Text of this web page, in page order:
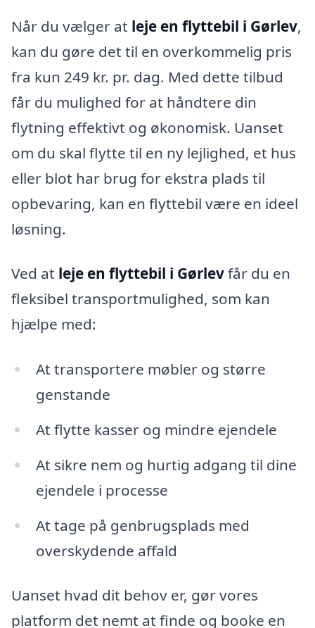
Når du vælger at leje en flyttebil i Gørlev,
kan du gøre det til en overkommelig pris
fra kun 249 kr. pr. dag. Med dette tilbud
får du mulighed for at håndtere din
flytning effektivt og økonomisk. Uanset
om du skal flytte til en ny lejlighed, et hus
eller blot har brug for ekstra plads til
opbevaring, kan en flyttebil være en ideel
løsning.
Ved at leje en flyttebil i Gørlevfår du en
fleksibel transportmulighed, som kan
hjælpe med:
At transportere møbler og større
genstande
At flytte kasser og mindre ejendele
At sikre nem og hurtig adgang til dine
ejendele i processe
At tage på genbrugsplads med
overskydende affald
Uanset hvad dit behov er, gør vores
platform det nemt at finde og booke en